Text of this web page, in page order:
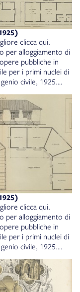
clicca qui.
per alloggiamento di
pubbliche in
per i primi nuclei di
civile, 1925.
clicca qui.
per alloggiamento di
pubbliche in
per i primi nuclei di
civile, 1925.